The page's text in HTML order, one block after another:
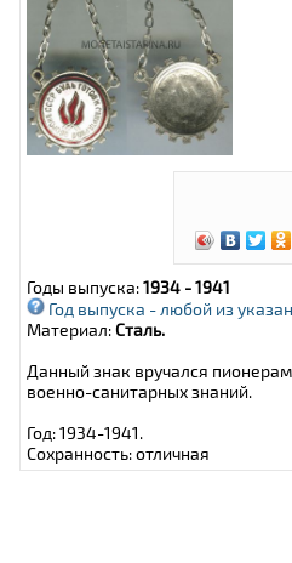
Годы выпуска:1934 - 1941
Год выпуска - любой из
Материал:Сталь.
Данный знак вручался
военно-санитарных знаний.
Год: 1934-1941.
Сохранность: отличная